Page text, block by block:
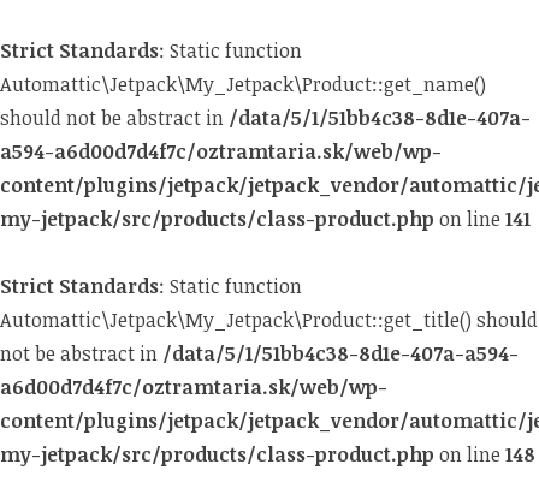
Strict Standards: Static function
Automattic\Jetpack\My_Jetpack\Product::get_name()
should not be abstract in /data/5/1/51bb4c38-8d1e-407a-
a594-a6d00d7d4f7c/oztramtaria.sk/web/wp-
content/plugins/jetpack/jetpack_vendor/automattic/
my-jetpack/src/products/class-product.php on line 141
Strict Standards: Static function
Automattic\Jetpack\My_Jetpack\Product::get_title() should
not be abstract in /data/5/1/51bb4c38-8d1e-407a-a594-
a6d00d7d4f7c/oztramtaria.sk/web/wp-
content/plugins/jetpack/jetpack_vendor/automattic/
my-jetpack/src/products/class-product.php on line 148